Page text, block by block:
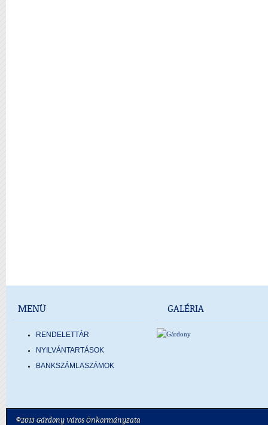
MENÜ
RENDELETTÁR
NYILVÁNTARTÁSOK
BANKSZÁMLASZÁMOK
GALÉRIA
©2013 Gárdony Város Önkormányzata